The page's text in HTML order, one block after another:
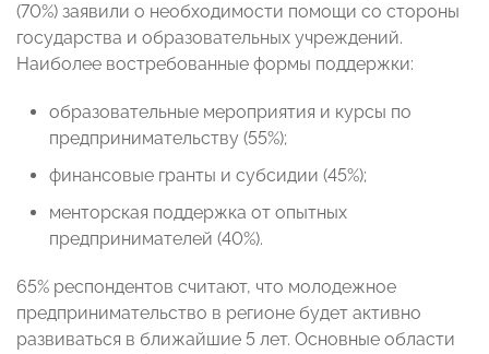
(70%) заявили о необходимости помощи со стороны
государства и образовательных учреждений.
Наиболее востребованные формы поддержки:
образовательные мероприятия и курсы по
предпринимательству (55%);
финансовые гранты и субсидии (45%);
менторская поддержка от опытных
предпринимателей (40%).
65% респондентов считают, что молодежное
предпринимательство в регионе будет активно
развиваться в ближайшие 5 лет. Основные области